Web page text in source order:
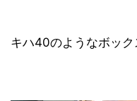
キハ40のようなボック